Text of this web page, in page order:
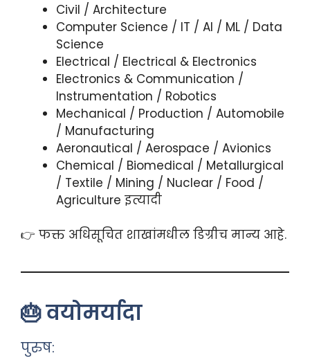
Civil / Architecture
Computer Science / IT / AI / ML / Data
Science
Electrical / Electrical & Electronics
Electronics & Communication /
Instrumentation / Robotics
Mechanical / Production / Automobile
/ Manufacturing
Aeronautical / Aerospace / Avionics
Chemical / Biomedical / Metallurgical
/ Textile / Mining / Nuclear / Food /
Agriculture इत्यादी
👉 फक्त अधिसूचित शाखांमधील डिग्रीच मान्य आहे.
🎂 वयोमर्यादा
पुरुष: